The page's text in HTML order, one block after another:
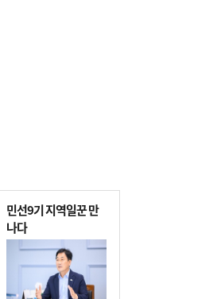
민선9기 지역일꾼 만
나다